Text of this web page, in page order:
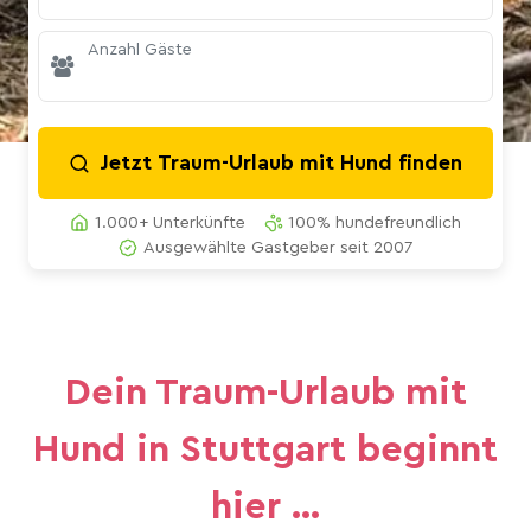
Anzahl Gäste
Jetzt Traum-Urlaub mit Hund finden
1.000+ Unterkünfte
100% hundefreundlich
Ausgewählte Gastgeber seit 2007
Dein Traum-Urlaub mit
Hund in Stuttgart beginnt
hier …